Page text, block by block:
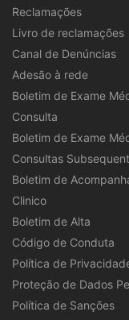
Reclamações
Livro de reclamações
Canal de Denúncias
Adesão à rede
Boletim de Exame
Consulta
Boletim de Exame
Consultas
Boletim de
Clinico
Boletim de Alta
Código de Conduta
Política de
Proteção de Dados
Política de Sanções